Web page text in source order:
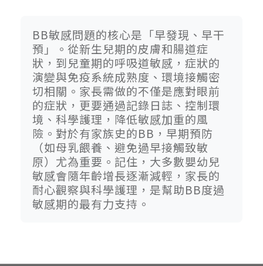
BB敏感問題的核心是「早發現、早干
預」。從新生兒期的皮膚和腸道症
狀，到兒童期的呼吸道敏感，症狀的
演變與免疫系統成熟度、環境接觸密
切相關。家長需做的不僅是應對眼前
的症狀，更要通過記錄日誌、控制環
境、科學護理，降低敏感加重的風
險。對於有家族史的BB，早期預防
（如母乳餵養、避免過早接觸致敏
原）尤為重要。記住，大多數嬰幼兒
敏感會隨年齡增長逐漸減輕，家長的
耐心觀察與科學護理，是幫助BB度過
敏感期的最有力支持。